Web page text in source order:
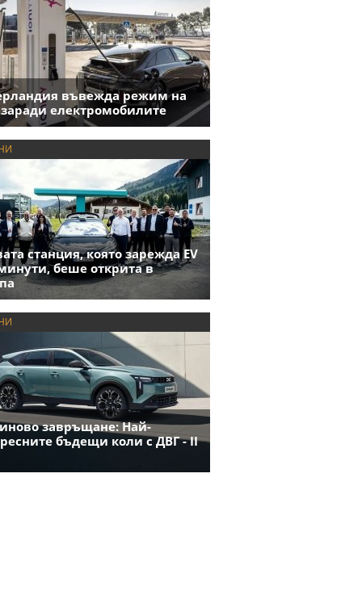
въвежда режим на
заради електромобилите
станция, която зарежда EV
беше открита в
завръщане: Най-
бъдещи коли с ДВГ - II